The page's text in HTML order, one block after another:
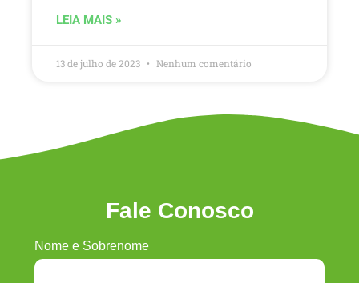
LEIA MAIS »
13 de julho de 2023 Nenhum comentário
Fale Conosco
Nome e Sobrenome